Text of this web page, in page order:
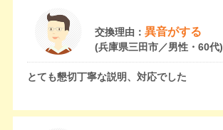
交換理由： 異音がする
(兵庫県三田市／男性・60代)
とても懇切丁寧な説明、対応でした